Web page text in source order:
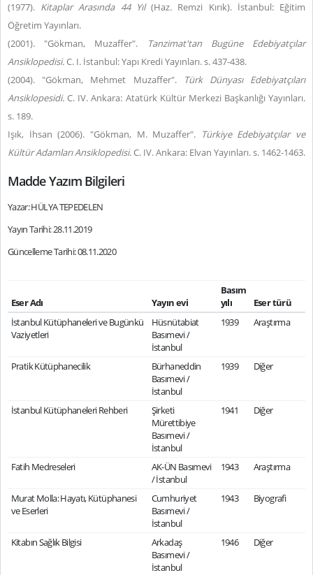
(1977). Kitaplar Arasında 44 Yıl(Haz. Remzi Kırık). İstanbul: Eğitim
Öğretim Yayınları.
(2001). "Gökman, Muzaffer".
Tanzimat'tan Bugüne Edebiyatçılar
Ansiklopedisi.C. I. İstanbul: Yapı Kredi Yayınları. s. 437-438.
(2004). "Gökman, Mehmet Muzaffer".
Türk Dünyası Edebiyatçıları
Ansiklopesidi.C. IV. Ankara: Atatürk Kültür Merkezi Başkanlığı Yayınları.
s. 189.
Işık, İhsan (2006). "Gökman, M. Muzaffer". Türkiye Edebiyatçılar ve
Kültür Adamları Ansiklopedisi.C. IV. Ankara: Elvan Yayınları. s. 1462-1463.
Madde Yazım Bilgileri
Yazar: HÜLYA TEPEDELEN
Yayın Tarihi: 28.11.2019
Güncelleme Tarihi: 08.11.2020
Eser Adı Yayın evi
Basım
yılı
Eser türü
İstanbul Kütüphaneleri ve Bugünkü
Vaziyetleri
Hüsnütabiat
Basımevi /
İstanbul
1939 Araştırma
Pratik Kütüphanecilik
Bürhaneddin
Basımevi /
İstanbul
1939 Diğer
İstanbul Kütüphaneleri Rehberi
Şirketi
Mürettibiye
Basımevi /
İstanbul
1941 Diğer
Fatih Medreseleri
AK-ÜN Basımevi
/ İstanbul
1943 Araştırma
Murat Molla: Hayatı, Kütüphanesi
ve Eserleri
Cumhuriyet
Basımevi /
İstanbul
1943 Biyografi
Kitabın Sağlık Bilgisi
Arkadaş
Basımevi /
İstanbul
1946 Diğer